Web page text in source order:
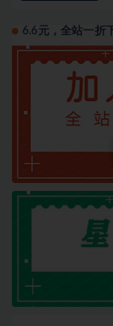
6.6元，全站一折